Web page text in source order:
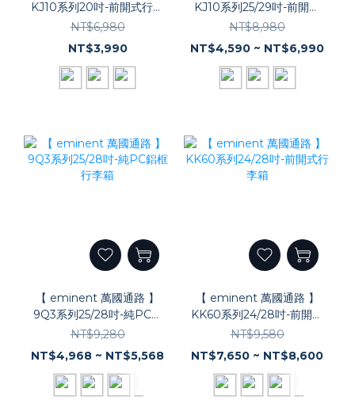
KJ10系列20吋-前開式行李
箱
NT$6,980
NT$3,990
KJ10系列25/29吋-前開式
行李箱
NT$8,980
NT$4,590 ~ NT$6,990
【 eminent 萬國通路 】
9Q3系列25/28吋-純PC鋁
框行李箱
NT$9,280
NT$4,968 ~ NT$5,568
【 eminent 萬國通路 】
KK60系列24/28吋-前開式
行李箱
NT$9,580
NT$7,650 ~ NT$8,600